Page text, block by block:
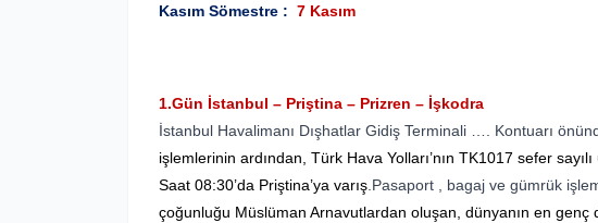
Kasım Sömestre : 7 Kasım
1.Gün İstanbul – Priştina – Prizren – İşkodra
İstanbul Havalimanı Dışhatlar Gidiş Terminali …. Kontuarı
işlemlerinin ardından, Türk Hava Yolları’nın TK1017 sefer
Saat 08:30’da Priştina’ya varış.Pasaport , bagaj ve gümrük
çoğunluğu Müslüman Arnavutlardan oluşan, dünyanın en genç